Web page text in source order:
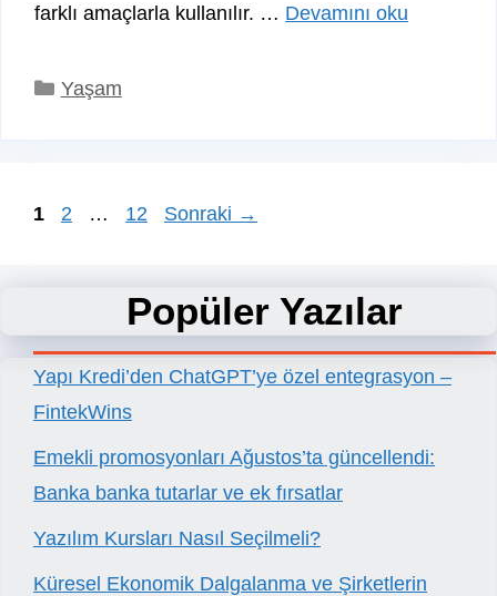
farklı amaçlarla kullanılır. … Devamını oku
Kategoriler
Yaşam
Sayfa
1 Sayfa
2 … Sayfa
12 Sonraki →
Popüler Yazılar
Yapı Kredi’den ChatGPT’ye özel entegrasyon –
FintekWins
Emekli promosyonları Ağustos’ta güncellendi:
Banka banka tutarlar ve ek fırsatlar
Yazılım Kursları Nasıl Seçilmeli?
Küresel Ekonomik Dalgalanma ve Şirketlerin